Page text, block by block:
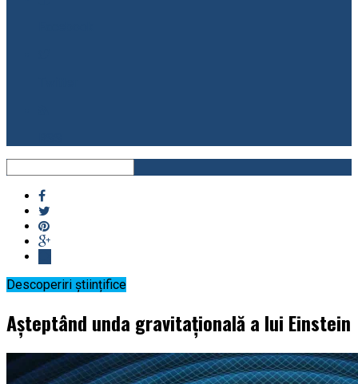
Descoperiri științifice
Așteptând unda gravitațională a lui Einstein